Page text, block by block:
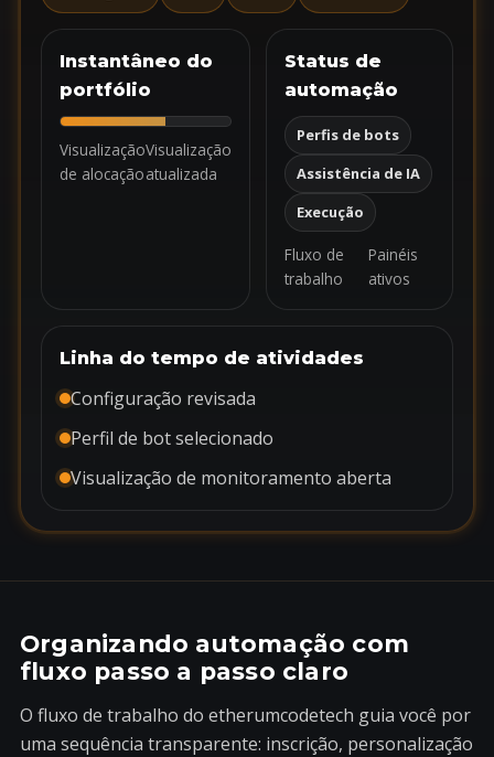
Instantâneo do
portfólio
Visualização
de alocação
Visualização
atualizada
Status de
automação
Perfis de bots
Assistência de IA
Execução
Fluxo de
trabalho
Painéis
ativos
Linha do tempo de atividades
Configuração revisada
Perfil de bot selecionado
Visualização de monitoramento aberta
Organizando automação com
fluxo passo a passo claro
O fluxo de trabalho do etherumcodetech guia você por
uma sequência transparente: inscrição, personalização